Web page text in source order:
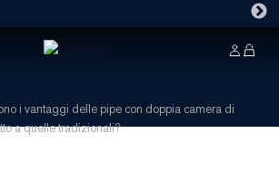
i vantaggi delle pipe con doppia camera di
a quelle tradizionali?